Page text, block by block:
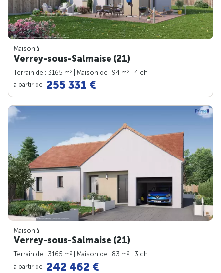
Maison à
Verrey-sous-Salmaise (21)
Terrain de : 3165 m2 | Maison de : 94 m2
| 4 ch.
à partir de 255 331 €
Maison à
Verrey-sous-Salmaise (21)
Terrain de : 3165 m2 | Maison de : 83 m2
| 3 ch.
à partir de 242 462 €